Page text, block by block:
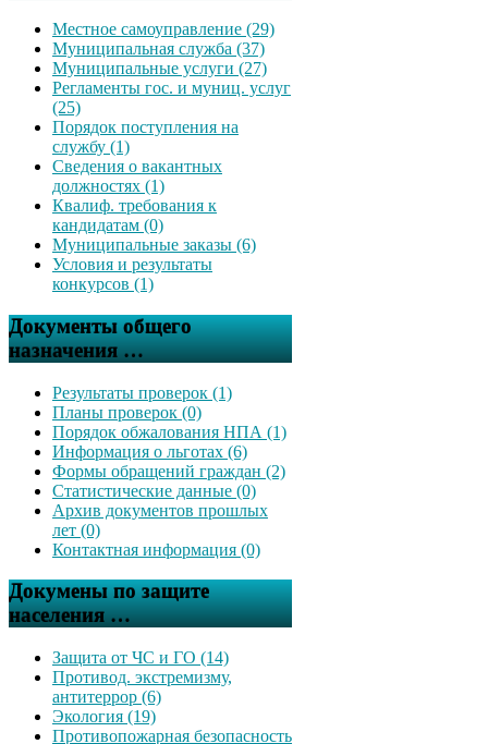
Местное самоуправление (29)
Муниципальная служба (37)
Муниципальные услуги (27)
Регламенты гос. и муниц. услуг
(25)
Порядок поступления на
службу (1)
Сведения о вакантных
должностях (1)
Квалиф. требования к
кандидатам (0)
Муниципальные заказы (6)
Условия и результаты
конкурсов (1)
Документы общего
назначения …
Результаты проверок (1)
Планы проверок (0)
Порядок обжалования НПА (1)
Информация о льготах (6)
Формы обращений граждан (2)
Статистические данные (0)
Архив документов прошлых
лет (0)
Контактная информация (0)
Докумены по защите
населения …
Защита от ЧС и ГО (14)
Противод. экстремизму,
антитеррор (6)
Экология (19)
Противопожарная безопасность